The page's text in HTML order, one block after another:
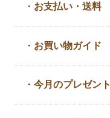
・ お支払い・送料
・ お買い物ガイド
・今月のプレゼント